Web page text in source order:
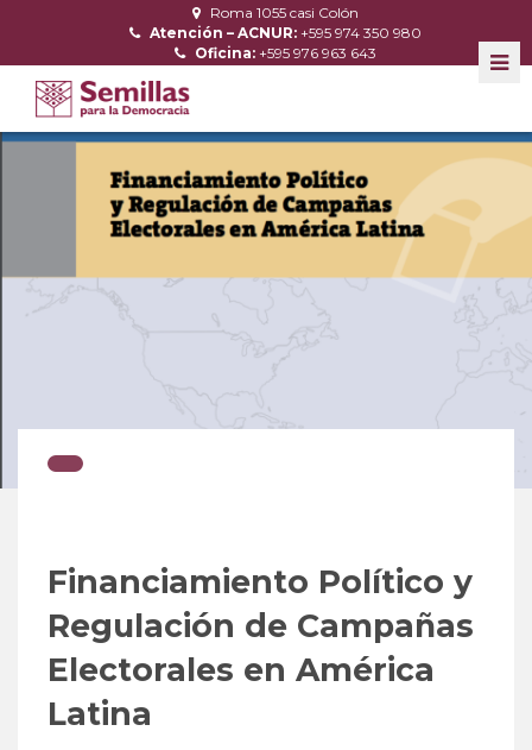
Roma 1055 casi Colón
Atención – ACNUR: +595 974 350 980
Oficina: +595 976 963 643
Financiamiento Político y
Regulación de Campañas
Electorales en América
Latina